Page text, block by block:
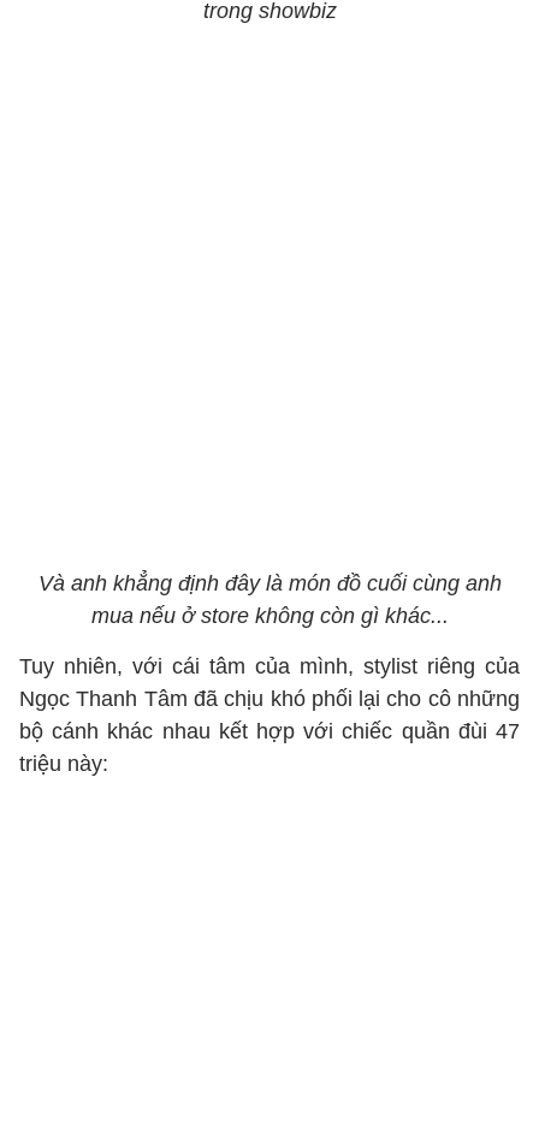
trong showbiz
Và anh khẳng định đây là món đồ cuối cùng anh
mua nếu ở store không còn gì khác...
Tuy nhiên, với cái tâm của mình, stylist riêng của
Ngọc Thanh Tâm đã chịu khó phối lại cho cô những
bộ cánh khác nhau kết hợp với chiếc quần đùi 47
triệu này: